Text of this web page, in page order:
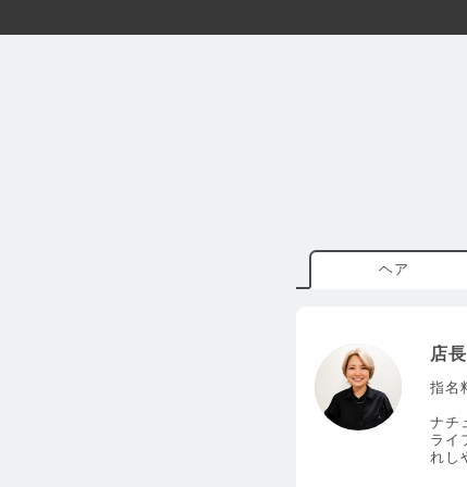
ヘア
店
指名
ナチ
ライ
れし